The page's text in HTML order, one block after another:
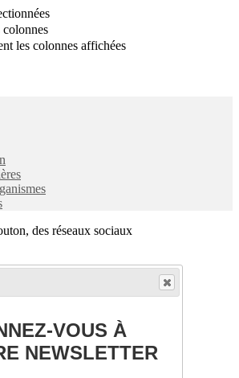
colonnes
les colonnes affichées
des réseaux sociaux
VOUS À
NEWSLETTER